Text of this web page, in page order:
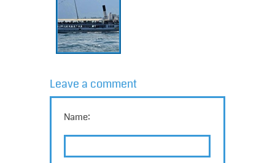
Leave a comment
Name: